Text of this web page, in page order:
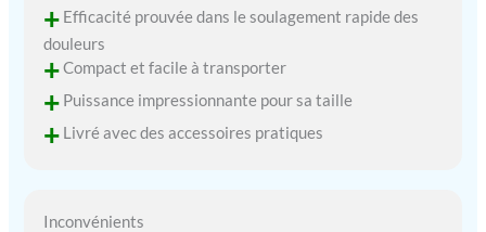
+ Efficacité prouvée dans le soulagement rapide des
douleurs
+Compact et facile à transporter
+ Puissance impressionnante pour sa taille
+ Livré avec des accessoires pratiques
Inconvénients